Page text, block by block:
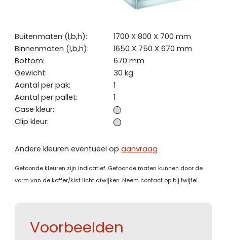
Buitenmaten (l,b,h):
1700 X 800 X 700 mm
Binnenmaten (l,b,h):
1650 X 750 X 670 mm
Bottom:
670 mm
Gewicht:
30 kg
Aantal per pak:
1
Aantal per pallet:
1
Case kleur:
Clip kleur:
Andere kleuren eventueel opaanvraag
Getoonde kleuren zijn indicatief. Getoonde maten kunnen door de
vorm van de koffer/kist licht afwijken. Neem contact op bij twijfel.
Voorbeelden